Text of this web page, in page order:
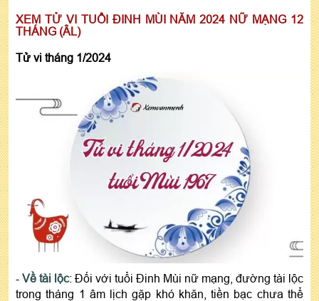
XEM TỬ VI TUỔI ĐINH MÙI NĂM 2024 NỮ MẠNG 12
THÁNG (ÂL)
Tử vi tháng 1/2024
- Về tài lộc: Đối với tuổi Đinh Mùi nữ mạng, đường tài lộc
trong tháng 1 âm lịch gặp khó khăn, tiền bạc chưa thể